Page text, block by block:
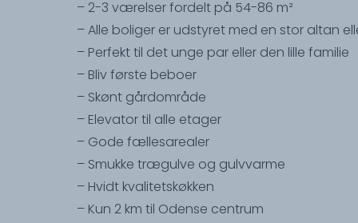
– 2-3 værelser fordelt på 54-86 m²
– Alle boliger er udstyret med en stor altan
– Perfekt til det unge par eller den lille familie
– Bliv første beboer
– Skønt gårdområde
– Elevator til alle etager
– Gode fællesarealer
– Smukke trægulve og gulvvarme
– Hvidt kvalitetskøkken
– Kun 2 km til Odense centrum